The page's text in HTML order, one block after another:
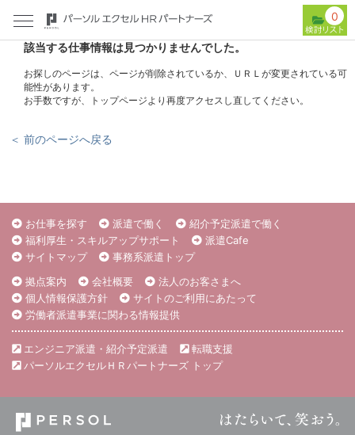
0
該当する仕事情報は見つかりませんでした。
お探しのページは、ページが削除されているか、ＵＲＬが変更されている可
能性があります。
お手数ですが、トップページより再度アクセスし直してください。
＜ 前のページへ戻る
お仕事を探す 派遣で働く
紹介予定派遣で働く
福利厚生・スキルアップサポート
派遣Cafe
サイトマップ
事務系派遣トップ
拠点案内
会社概要
法人のお客さまへ
個人情報保護方針
サイトのご利用にあたって
労働者派遣事業に関わる情報提供
エンジニア派遣・紹介予定派遣
転職支援
パーソルエクセルＨＲパートナーズ トップ